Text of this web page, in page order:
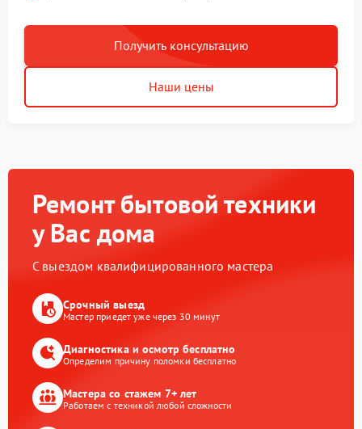
Получить консультацию
Наши цены
Ремонт бытовой техники
у Вас дома
С выездом квалифицированного мастера
Срочный выезд
Мастер приедет уже через 30 минут
Диагностика и осмотр бесплатно
Определим причину поломки бесплатно
Мастера со стажем 7+ лет
Работаем с техникой любой сложности